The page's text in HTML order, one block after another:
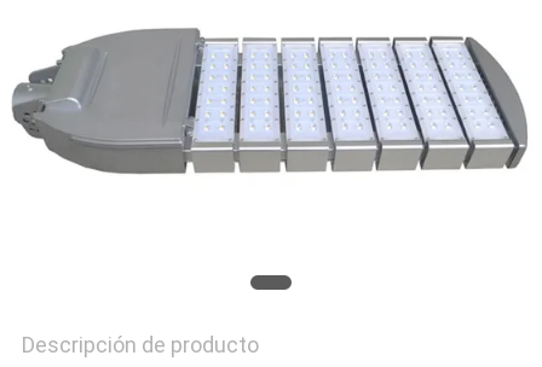
SITIO
PRIVACY
POLICY
Descripción de producto